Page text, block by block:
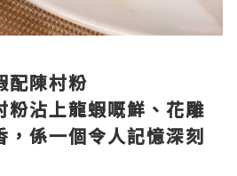
配陳村粉
粉沾上龍蝦嘅鮮、花雕
，係一個令人記憶深刻